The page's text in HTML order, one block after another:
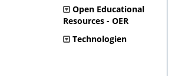
Open Educational
Resources - OER
Technologien